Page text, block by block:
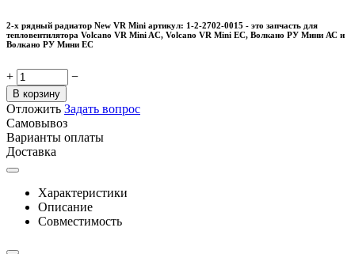
2-х рядный радиатор New VR Mini артикул: 1-2-2702-0015 - это запчасть для
тепловентилятора Volcano VR Mini AC, Volcano VR Mini EC, Волкано РУ Мини АС и
Волкано РУ Мини ЕС
+ −
В корзину
Отложить Задать вопрос
Самовывоз
Варианты оплаты
Доставка
Характеристики
Описание
Совместимость